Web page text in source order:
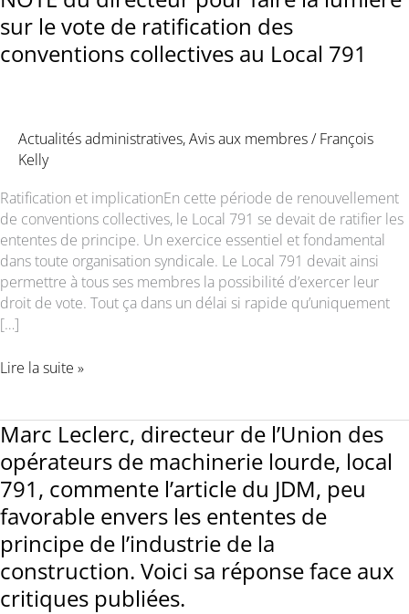
sur le vote de ratification des
conventions collectives au Local 791
Actualités administratives,Avis aux membres/François
Kelly
Ratification et implicationEn cette période de renouvellement
de conventions collectives, le Local 791 se devait de ratifier les
ententes de principe. Un exercice essentiel et fondamental
dans toute organisation syndicale. Le Local 791 devait ainsi
permettre à tous ses membres la possibilité d’exercer leur
droit de vote. Tout ça dans un délai si rapide qu’uniquement
[…]
NOTE
pour
la
lumière
sur
vote
de
ratification
Lire la suite »
Marc Leclerc, directeur de l’Union des
opérateurs de machinerie lourde, local
791, commente l’article du JDM, peu
favorable envers les ententes de
principe de l’industrie de la
construction. Voici sa réponse face aux
critiques publiées.